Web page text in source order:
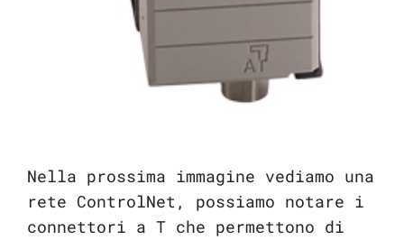
Nella prossima immagine vediamo una
rete ControlNet, possiamo notare i
connettori a T che permettono di